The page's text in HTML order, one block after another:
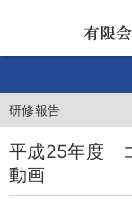
研修報告
平成25年度
動画